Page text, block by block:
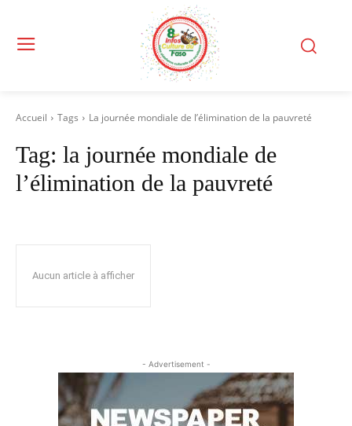
Accueil Tags La journée mondiale de l’élimination de la pauvreté
Tag: la journée mondiale de
l’élimination de la pauvreté
Aucun article à afficher
- Advertisement -